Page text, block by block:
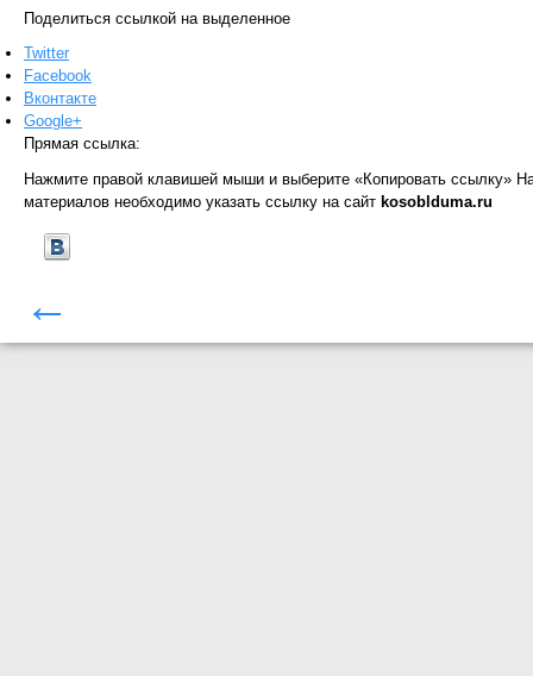
Поделиться ссылкой на выделенное
Twitter
Facebook
Вконтакте
Google+
Прямая ссылка:
Нажмите правой клавишей мыши и выберите «Копировать ссылку»
материалов необходимо указать ссылку на сайт kosoblduma.ru
←